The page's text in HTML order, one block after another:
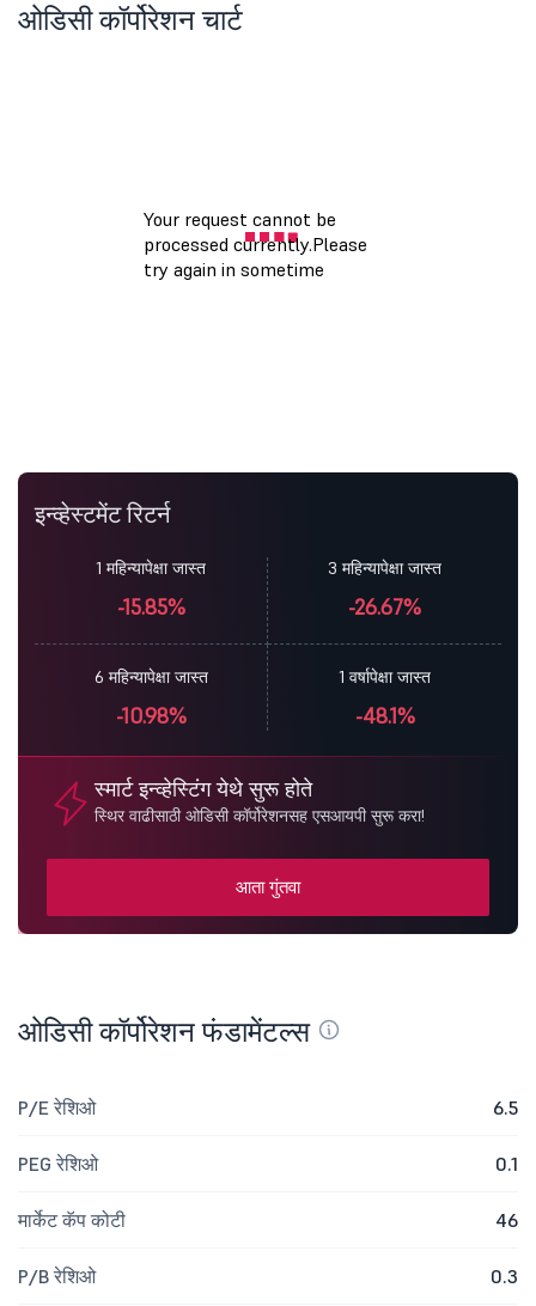
ओडिसी कॉर्पोरेशन चार्ट
इन्व्हेस्टमेंट रिटर्न
1 महिन्यापेक्षा जास्त
-15.85%
3 महिन्यापेक्षा जास्त
-26.67%
6 महिन्यापेक्षा जास्त
-10.98%
1 वर्षापेक्षा जास्त
-48.1%
स्मार्ट इन्व्हेस्टिंग येथे सुरू होते
स्थिर वाढीसाठी ओडिसी कॉर्पोरेशनसह एसआयपी सुरू करा!
आता गुंतवा
ओडिसी कॉर्पोरेशन फंडामेंटल्स
P/E रेशिओ 6.5
PEG रेशिओ 0.1
मार्केट कॅप कोटी 46
P/B रेशिओ 0.3